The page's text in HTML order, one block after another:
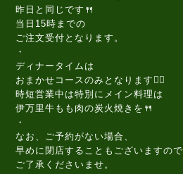
昨日と同じです🍴
当日15時までの
ご注文受付となります。
・
ディナータイムは
おまかせコースのみとなります🙇‍♂️
時短営業中は特別にメイン料理は
伊万里牛もも肉の炭火焼きを🍴
・
なお、ご予約がない場合、
早めに閉店することもございますので
ご了承くださいませ。